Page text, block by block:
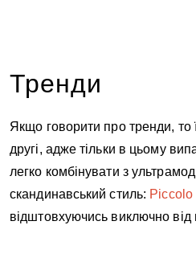
Тренди
Якщо говорити про тренди, то
другі, адже тільки в цьому
легко комбінувати з
скандинавський стиль: Piccolo
відштовхуючись виключно